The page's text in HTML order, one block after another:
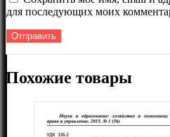
для последующих моих
Похожие товары